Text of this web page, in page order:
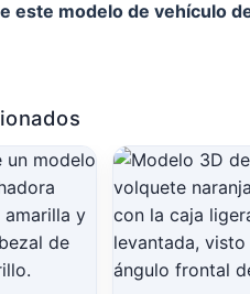
este modelo de vehículo